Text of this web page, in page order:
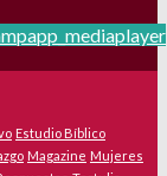
app_mediaplayer
Estudio Bíblico
Magazine Mujeres